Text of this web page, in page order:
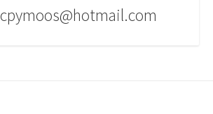
cpymoos@hotmail.com